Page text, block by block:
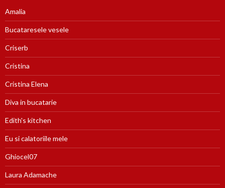
Amalia
Bucataresele vesele
Criserb
Cristina
Cristina Elena
Diva in bucatarie
Edith's kitchen
Eu si calatoriile mele
Ghiocel07
Laura Adamache